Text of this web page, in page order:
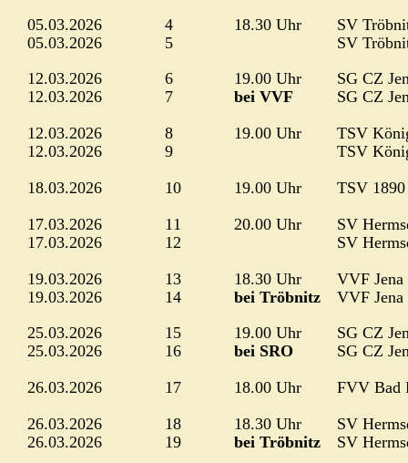
05.03.2026
4 18.30 Uhr
SV
05.03.2026
5
SV
12.03.2026
6 19.00 Uhr
SG CZ
12.03.2026
7 bei VVF
SG CZ
12.03.2026
8 19.00 Uhr
TSV
12.03.2026
9
TSV
18.03.2026
10 19.00 Uhr
TSV
17.03.2026
11 20.00 Uhr
SV
17.03.2026
12
SV
19.03.2026
13 18.30 Uhr
VVF Jena
19.03.2026
14 bei Tröbnitz
VVF Jena
25.03.2026
15 19.00 Uhr
SG CZ
25.03.2026
16 bei SRO
SG CZ
26.03.2026
17 18.00 Uhr
FVV Bad
26.03.2026
18 18.30 Uhr
SV
26.03.2026
19 bei Tröbnitz
SV